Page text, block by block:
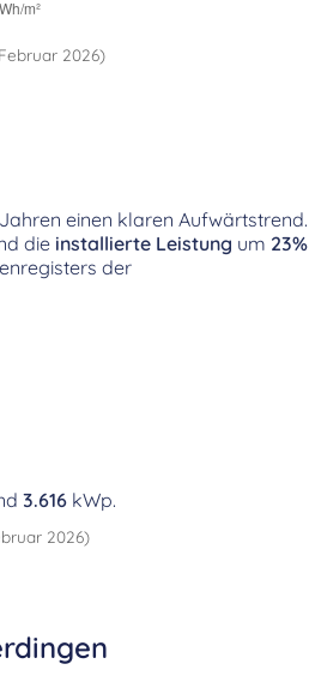
2026)
einen klaren Aufwärtstrend.
die installierte Leistung um 23%
der
3.616 kWp.
2026)